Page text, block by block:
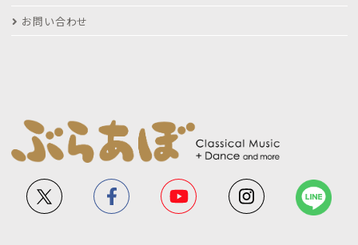
お問い合わせ